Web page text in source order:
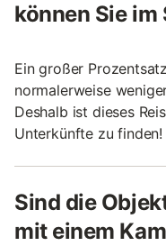
können Sie
Ein großer
normalerweise
Deshalb ist dieses
Unterkünfte zu finden!
Sind die
mit einem